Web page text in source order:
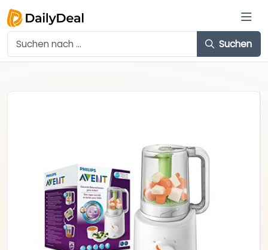
Suchen